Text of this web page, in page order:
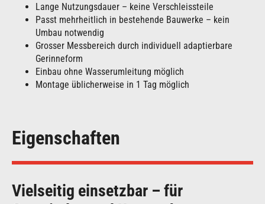
Lange Nutzungsdauer – keine Verschleissteile
Passt mehrheitlich in bestehende Bauwerke – kein
Umbau notwendig
Grosser Messbereich durch individuell adaptierbare
Gerinneform
Einbau ohne Wasserumleitung möglich
Montage üblicherweise in 1 Tag möglich
Eigenschaften
Vielseitig einsetzbar – für